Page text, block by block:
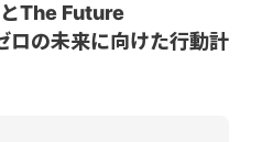
The Future
の未来に向けた行動計